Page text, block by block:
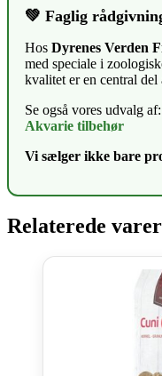
💚 Faglig
Hos Dyrenes Verden
med speciale i
kvalitet er en central
Se også vores udvalg af:
Akvarie tilbehør
Vi sælger ikke bare
Relaterede varer